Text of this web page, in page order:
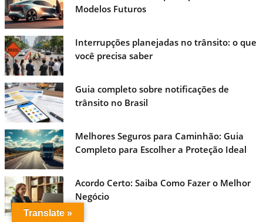
Modelos Futuros
Interrupções planejadas no trânsito: o que
você precisa saber
Guia completo sobre notificações de
trânsito no Brasil
Melhores Seguros para Caminhão: Guia
Completo para Escolher a Proteção Ideal
Acordo Certo: Saiba Como Fazer o Melhor
Negócio
Translate »